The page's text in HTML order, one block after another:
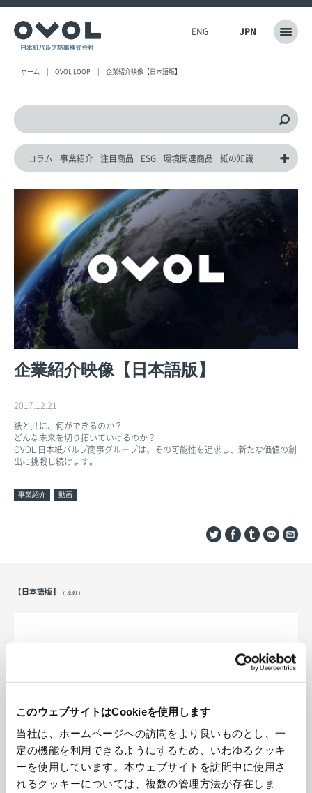
このウェブサイトはCookieを使用します
当社は、ホームページへの訪問をより良いものとし、一
定の機能を利用できるようにするため、いわゆるクッキ
ーを使用しています。本ウェブサイトを訪問中に使用さ
れるクッキーについては、複数の管理方法が存在しま
ENG JPN
ホーム OVOL LOOP 企業紹介映像【日本語版】
コラム 事業紹介 注目商品 ESG 環境関連商品 紙の知識
企業紹介映像【日本語版】
2017.12.21
紙と共に、何ができるのか？
どんな未来を切り拓いていけるのか？
OVOL 日本紙パルプ商事グループは、その可能性を追求し、新たな価値の創
出に挑戦し続けます。
事業紹介 動画
【日本語版】 （ 3:30 ）